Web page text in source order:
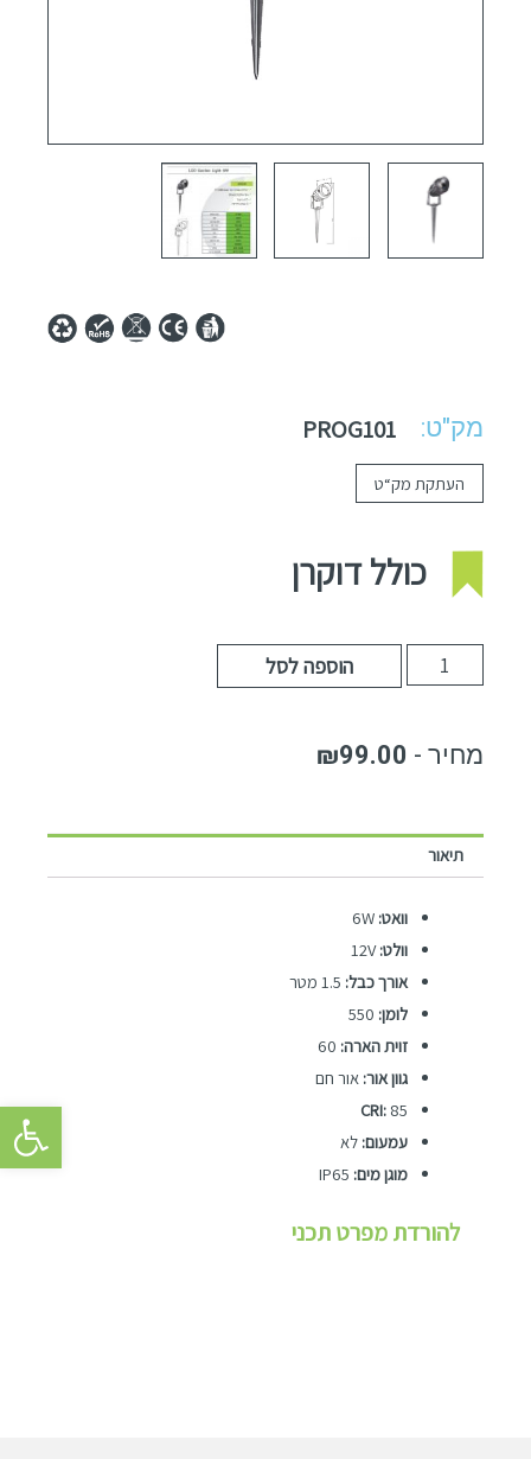
פתח
מק"ט: PROG101
העתקת מק“ט
כולל דוקרן
הוספה לסל
₪99.00
תיאור
וואט: 6W
וולט:12V
אורך כבל: 1.5 מטר
לומן: 550
זוית הארה: 60
גוון אור: אור חם
CRI: 85
עמעום: לא
מוגן מים: IP65
להורדת מפרט תכני